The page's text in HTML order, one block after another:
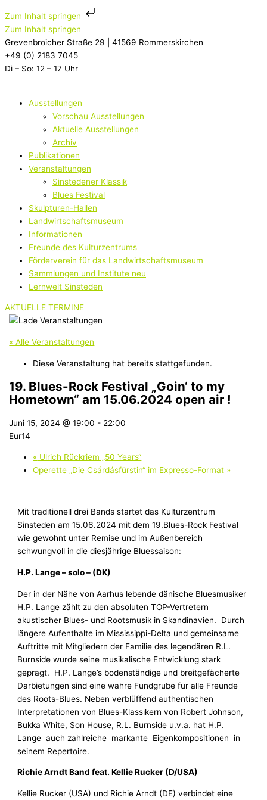
Zum Inhalt springen
Zum Inhalt springen
Grevenbroicher Straße 29 | 41569 Rommerskirchen
+49 (0) 2183 7045
Di – So: 12 – 17 Uhr
Ausstellungen
Vorschau Ausstellungen
Aktuelle Ausstellungen
Archiv
Publikationen
Veranstaltungen
Sinstedener Klassik
Blues Festival
Skulpturen-Hallen
Landwirtschaftsmuseum
Informationen
Freunde des Kulturzentrums
Förderverein für das Landwirtschaftsmuseum
Sammlungen und Institute neu
Lernwelt Sinsteden
AKTUELLE TERMINE
« Alle Veranstaltungen
Diese Veranstaltung hat bereits stattgefunden.
19. Blues-Rock Festival „Goin‘ to my
Hometown“ am 15.06.2024 open air !
Juni 15, 2024 @ 19:00 - 22:00
Eur14
« Ulrich Rückriem „50 Years“
Operette „Die Csárdásfürstin“ im Expresso-Format »
Mit traditionell drei Bands startet das Kulturzentrum
Sinsteden am 15.06.2024 mit dem 19.Blues-Rock Festival
wie gewohnt unter Remise und im Außenbereich
schwungvoll in die diesjährige Bluessaison:
H.P. Lange – solo – (DK)
Der in der Nähe von Aarhus lebende dänische Bluesmusiker
H.P. Lange zählt zu den absoluten TOP-Vertretern
akustischer Blues- und Rootsmusik in Skandinavien. Durch
längere Aufenthalte im Mississippi-Delta und gemeinsame
Auftritte mit Mitgliedern der Familie des legendären R.L.
Burnside wurde seine musikalische Entwicklung stark
geprägt. H.P. Lange’s bodenständige und breitgefächerte
Darbietungen sind eine wahre Fundgrube für alle Freunde
des Roots-Blues. Neben verblüffend authentischen
Interpretationen von Blues-Klassikern von Robert Johnson,
Bukka White, Son House, R.L. Burnside u.v.a. hat H.P.
Lange auch zahlreiche markante Eigenkompositionen in
seinem Repertoire.
Richie Arndt Band feat. Kellie Rucker (D/USA)
Kellie Rucker (USA) und Richie Arndt (DE) verbindet eine